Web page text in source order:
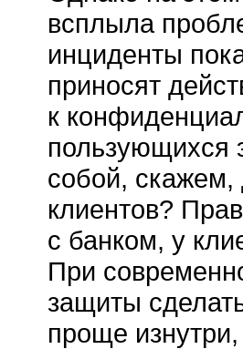
всплыла
инциденты
приносят
к
пользующихся
собой, скажем,
клиентов?
с банком, у
При
защиты
проще изнутри,